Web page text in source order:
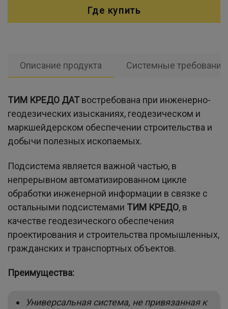
Где купить
Описание продукта Системные требования
ТИМ КРЕДО ДАТвостребована при инженерно-
геодезических изысканиях, геодезическом и
маркшейдерском обеспечении строительства и
добычи полезных ископаемых.
Подсистема является важной частью, в
непрерывном автоматизированном цикле
обработки инженерной информации в связке с
остальными подсистемами ТИМ КРЕДО, в
качестве геодезического обеспечения
проектирования и строительства промышленных,
гражданских и транспортных объектов.
Преимущества:
Универсальная система, не привязанная к